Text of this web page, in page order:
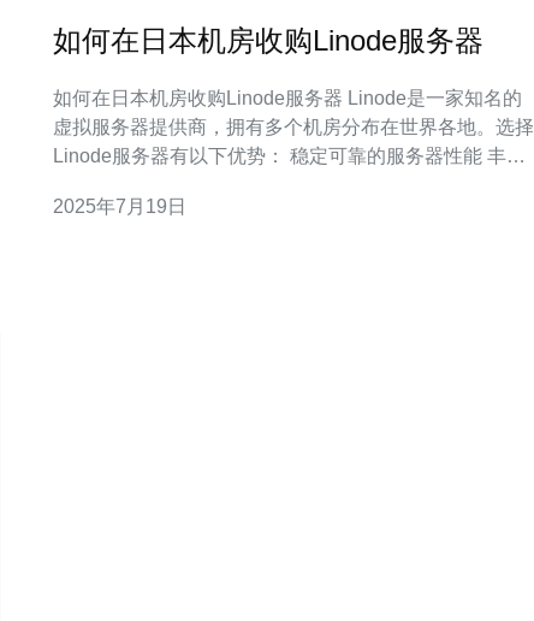
如何在日本机房收购Linode服务器
如何在日本机房收购Linode服务器 Linode是一家知名的
虚拟服务器提供商，拥有多个机房分布在世界各地。选择
Linode服务器有以下优势： 稳定可靠的服务器性能 丰富
务器中选择日本机房有以下几个理由： 日本机房地理位置
2025年7月19日